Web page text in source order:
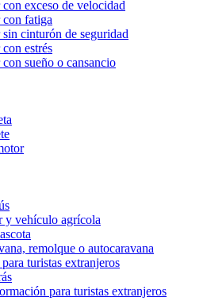
exceso de velocidad
fatiga
cinturón de seguridad
estrés
sueño o cansancio
y vehículo agrícola
remolque o autocaravana
turistas extranjeros
para turistas extranjeros